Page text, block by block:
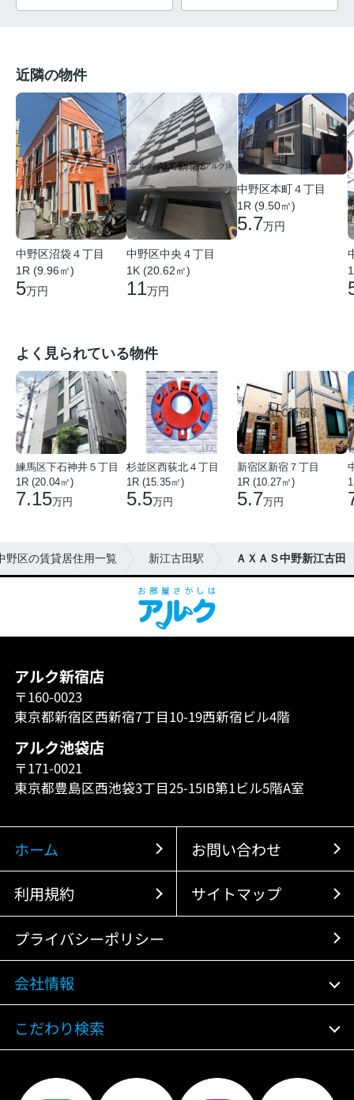
近隣の物件
中野区沼袋４丁目
1R (9.96㎡)
5万円
中野区中央４丁目
1K (20.62㎡)
11万円
中野区本町４丁目
1R (9.50㎡)
5.7万円
よく見られている物件
練馬区下石神井５丁目
1R (20.04㎡)
7.15万円
杉並区西荻北４丁目
1R (15.35㎡)
5.5万円
新宿区新宿７丁目
1R (10.27㎡)
5.7万円
野区の賃貸居住用一覧 新江古田駅 ＡＸＡＳ中野新江古田
アルク新宿店
〒160-0023
東京都新宿区西新宿7丁目10-19西新宿ビル4階
アルク池袋店
〒171-0021
東京都豊島区西池袋3丁目25-15IB第1ビル5階A室
ホーム お問い合わせ
利用規約 サイトマップ
プライバシーポリシー
会社情報
こだわり検索